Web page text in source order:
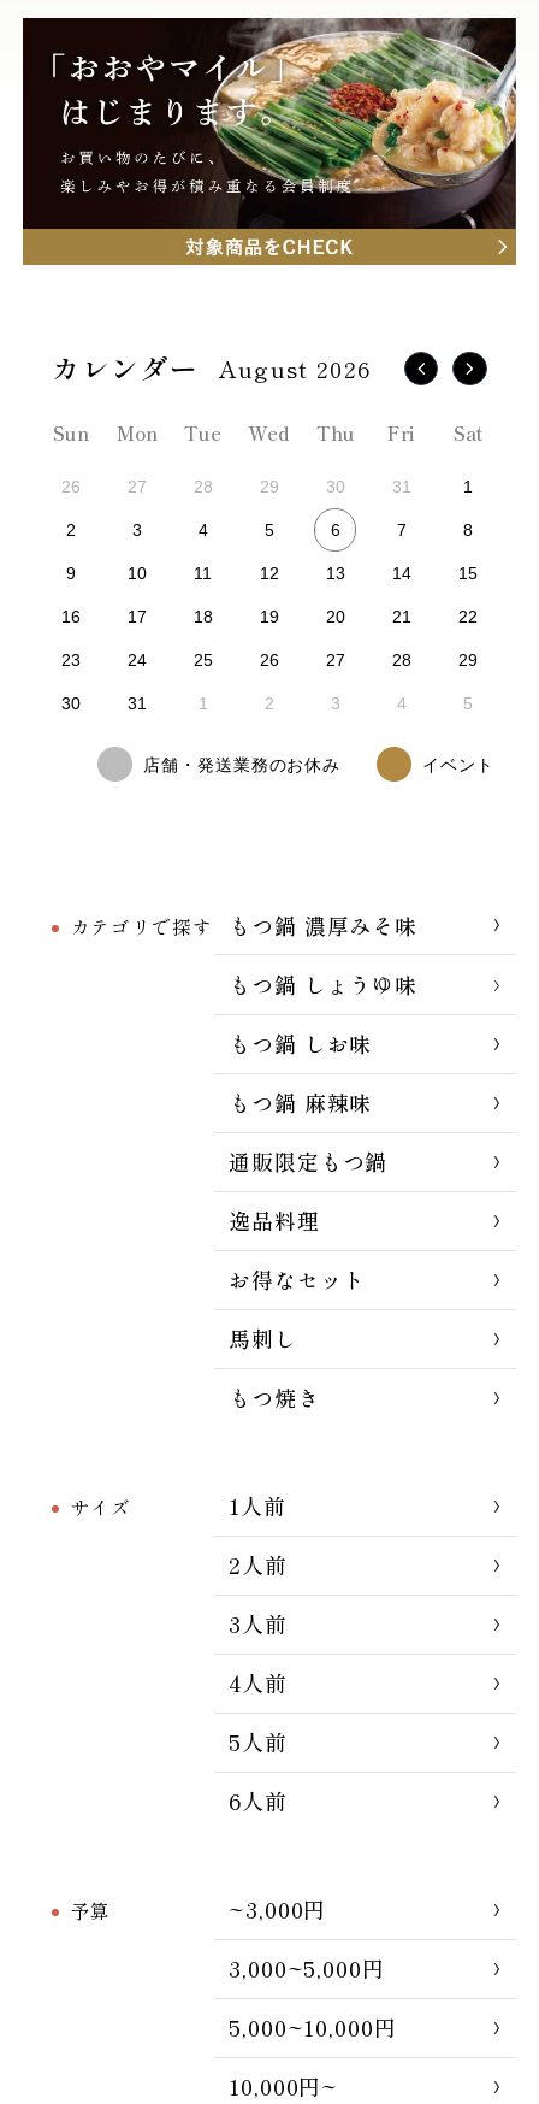
カテゴリで探す
もつ鍋 濃厚みそ味
もつ鍋 しょうゆ味
もつ鍋 しお味
もつ鍋 麻辣味
通販限定もつ鍋
逸品料理
お得なセット
馬刺し
もつ焼き
サイズ
1人前
2人前
3人前
4人前
5人前
6人前
予算
~3,000円
3,000~5,000円
5,000~10,000円
10,000円~
August 2026
Sun Mon Tue Wed Thu Fri Sat
26 27 28 29 30 31 1
2 3 4 5 6 7 8
9 10 11 12 13 14 15
16 17 18 19 20 21 22
23 24 25 26 27 28 29
30 31 1 2 3 4 5
店舗・発送業務のお休み イベント